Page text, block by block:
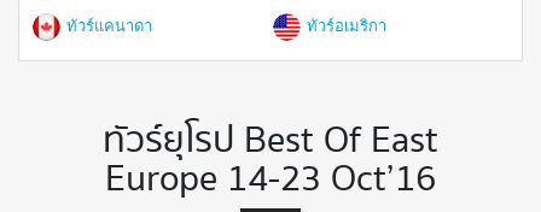
ทัวร์แคนาดา ทัวร์อเมริกา
ทัวร์ยุโรป Best Of East
Europe 14-23 Oct’16